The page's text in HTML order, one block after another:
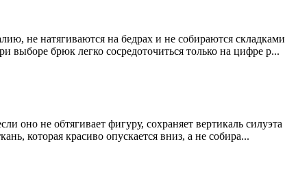
не натягиваются на бедрах и не собираются
брюк легко сосредоточиться только на цифре р...
оно не обтягивает фигуру, сохраняет вертикаль
которая красиво опускается вниз, а не собира...